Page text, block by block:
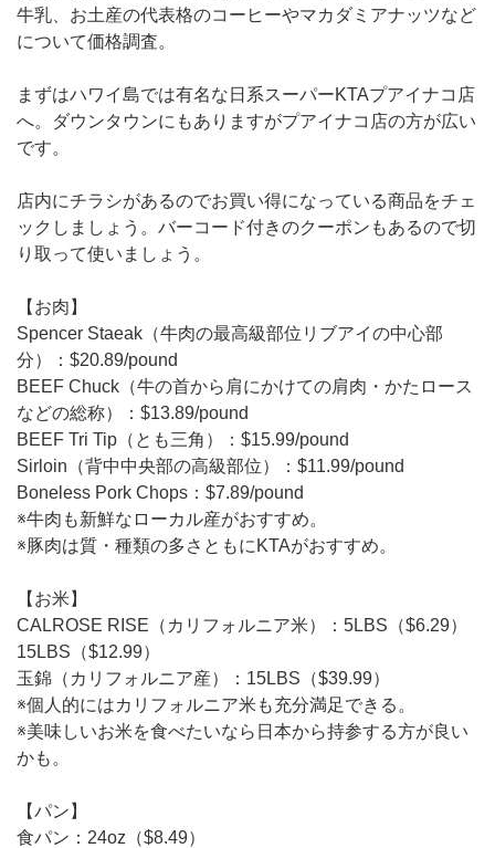
牛乳、お土産の代表格のコーヒーやマカダミアナッツなど
について価格調査。
まずはハワイ島では有名な日系スーパーKTAプアイナコ店
へ。ダウンタウンにもありますがプアイナコ店の方が広い
です。
店内にチラシがあるのでお買い得になっている商品をチェ
ックしましょう。バーコード付きのクーポンもあるので切
り取って使いましょう。
【お肉】
Spencer Staeak（牛肉の最高級部位リブアイの中心部
分）：$20.89/pound
BEEF Chuck（牛の首から肩にかけての肩肉・かたロース
などの総称）：$13.89/pound
BEEF Tri Tip（とも三角）：$15.99/pound
Sirloin（背中中央部の高級部位）：$11.99/pound
Boneless Pork Chops：$7.89/pound
※牛肉も新鮮なローカル産がおすすめ。
※豚肉は質・種類の多さともにKTAがおすすめ。
【お米】
CALROSE RISE（カリフォルニア米）：5LBS（$6.29）
15LBS（$12.99）
玉錦（カリフォルニア産）：15LBS（$39.99）
※個人的にはカリフォルニア米も充分満足できる。
※美味しいお米を食べたいなら日本から持参する方が良い
かも。
【パン】
食パン：24oz（$8.49）